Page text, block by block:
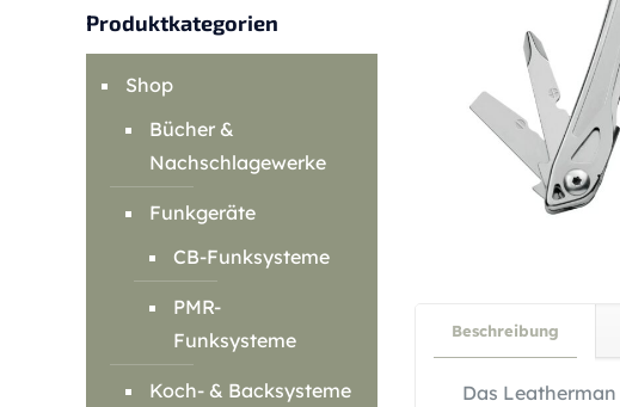
Beschreibung
Das
Produktkategorien
Shop
Bücher &
Nachschlagewerke
Funkgeräte
CB-Funksysteme
PMR-
Funksysteme
Koch- & Backsysteme